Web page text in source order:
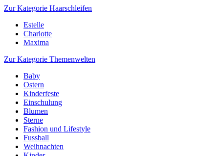
Zur Kategorie Haarschleifen
Estelle
Charlotte
Maxima
Zur Kategorie Themenwelten
Baby
Ostern
Kinderfeste
Einschulung
Blumen
Sterne
Fashion und Lifestyle
Fussball
Weihnachten